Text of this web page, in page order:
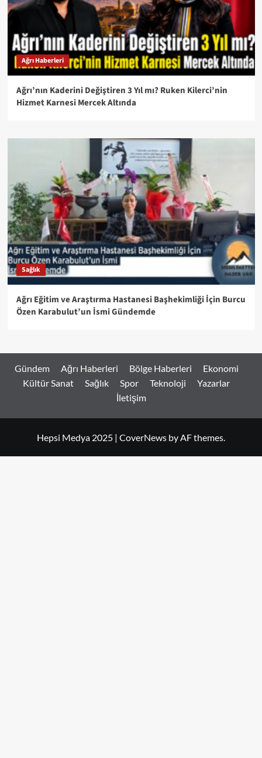
Ağrı Haberleri
Ağrı’nın Kaderini Değiştiren 3 Yıl mı? Ruken Kilerci’nin
Hizmet Karnesi Mercek Altında
Sağlık
Ağrı Eğitim ve Araştırma Hastanesi Başhekimliği İçin Burcu
Özen Karabulut’un İsmi Gündemde
Gündem Ağrı Haberleri Bölge Haberleri
Ekonomi
Kültür Sanat
Sağlık Spor Teknoloji
Yazarlar
İletişim
Hepsi Medya 2025 | CoverNews by AF themes.